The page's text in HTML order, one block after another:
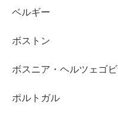
ベルギー
ボストン
ボスニア・ヘルツェゴ
ポルトガル